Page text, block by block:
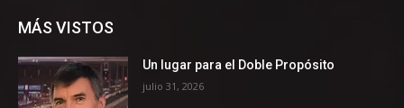
MÁS VISTOS
Un lugar para el Doble Propósito
julio 31, 2026